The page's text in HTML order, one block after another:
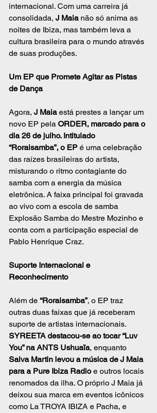
internacional. Com uma carreira já
consolidada, J Maia não só anima as
noites de Ibiza, mas também leva a
cultura brasileira para o mundo através
de suas produções.
Um EP que Promete Agitar as Pistas
de Dança
Agora, J Maia está prestes a lançar um
novo EP pela ORDER, marcado para o
dia 26 de julho. Intitulado
“Roraisamba”, o EP é uma celebração
das raízes brasileiras do artista,
misturando o ritmo contagiante do
samba com a energia da música
eletrônica. A faixa principal foi gravada
ao vivo com a escola de samba
Explosão Samba do Mestre Mozinho e
conta com a participação especial de
Pablo Henrique Craz.
Suporte Internacional e
Reconhecimento
Além de “Roraisamba”, o EP traz
outras duas faixas que já receberam
suporte de artistas internacionais.
SYREETA destacou-se ao tocar “Luv
You” na ANTS Ushuaïa, enquanto
Salva Martin levou a música de J Maia
para a Pure Ibiza Radio e outros locais
renomados da ilha. O próprio J Maia já
deixou sua marca em eventos icônicos
como La TROYA IBIZA e Pacha, e